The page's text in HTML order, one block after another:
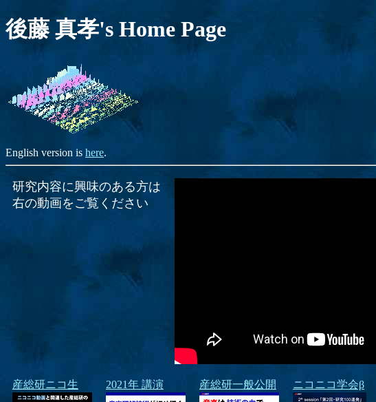
後藤 真孝's Home Page
English version is here.
研究内容に興味のある方は
右の動画をご覧ください
産総研ニコ生 2021年 講演 産総研一般公開 ニコニコ学会β